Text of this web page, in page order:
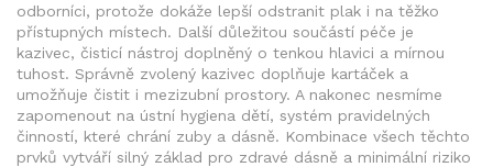
odborníci, protože dokáže lepší odstranit plak i na těžko
přístupných místech. Další důležitou součástí péče je
kazivec, čisticí nástroj doplněný o tenkou hlavici a mírnou
tuhost. Správně zvolený kazivec doplňuje kartáček a
umožňuje čistit i mezizubní prostory. A nakonec nesmíme
zapomenout na ústní hygiena dětí, systém pravidelných
činností, které chrání zuby a dásně. Kombinace všech těchto
prvků vytváří silný základ pro zdravé dásně a minimální riziko